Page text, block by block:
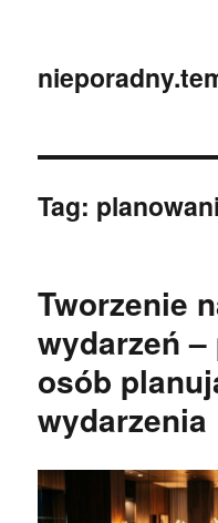
Tag:
Tworzenie
wydarzeń
osób
wydarzenia